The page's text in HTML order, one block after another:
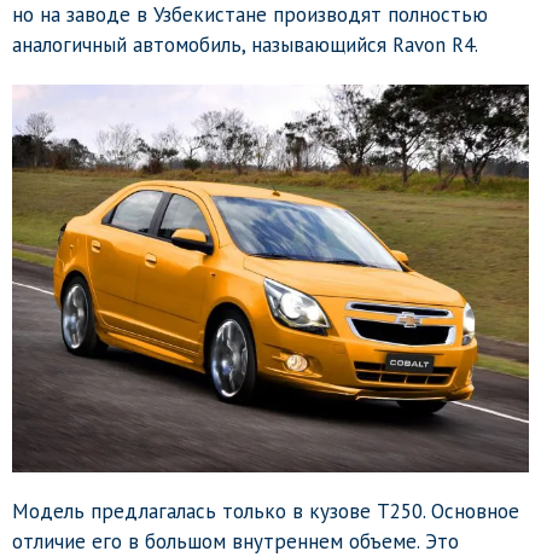
но на заводе в Узбекистане производят полностью
аналогичный автомобиль, называющийся Ravon R4.
Модель предлагалась только в кузове T250. Основное
отличие его в большом внутреннем объеме. Это